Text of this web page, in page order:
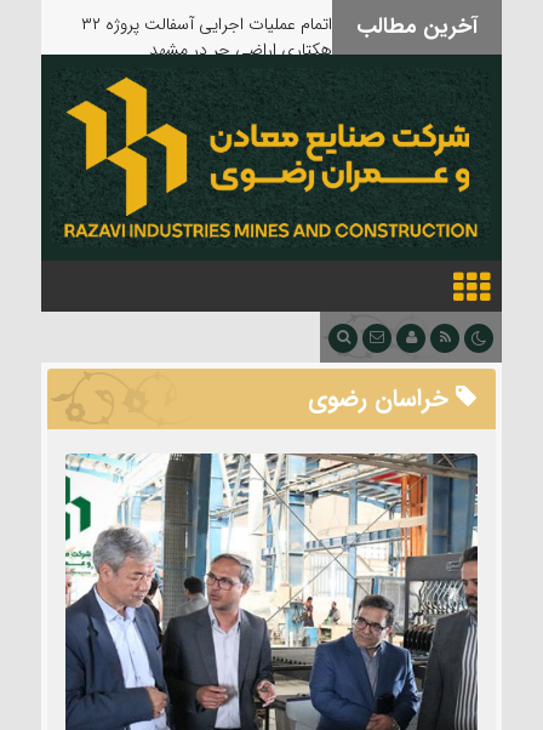
آخرین مطالب
اتمام عملیات اجرایی آسفالت پروژه ۳۲
هکتاری اراضی حر در مشهد
خراسان رضوی